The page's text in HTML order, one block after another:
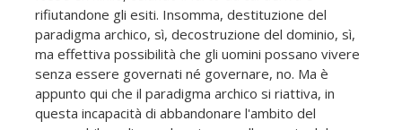
rifiutandone gli esiti. Insomma, destituzione del
paradigma archico, sì, decostruzione del dominio, sì,
ma effettiva possibilità che gli uomini possano vivere
senza essere governati né governare, no. Ma è
appunto qui che il paradigma archico si riattiva, in
questa incapacità di abbandonare l'ambito del